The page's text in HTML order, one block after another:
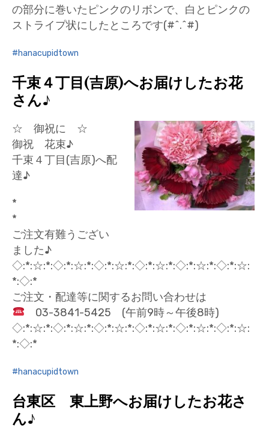
の部分に巻いたピンクのリボンで、白とピンクの
ストライプ状にしたところです(#^.^#)
hanacupidtown
千束４丁目(吉原)へお届けしたお花
さん♪
☆ 御祝に ☆
御祝 花束♪
千束４丁目(吉原)へ配
達♪
*
*
ご注文有難うござい
ました♪
◇:*:☆:*:◇:*:☆:*:◇:*:☆:*:◇:*:☆:*:◇:*:☆:*:◇:*:☆:
*:◇:*
ご注文・配達等に関するお問い合わせは
03-3841-5425 (午前9時～午後8時)
◇:*:☆:*:◇:*:☆:*:◇:*:☆:*:◇:*:☆:*:◇:*:☆:*:◇:*:☆:
*:◇:*
hanacupidtown
台東区 東上野へお届けしたお花さ
ん♪